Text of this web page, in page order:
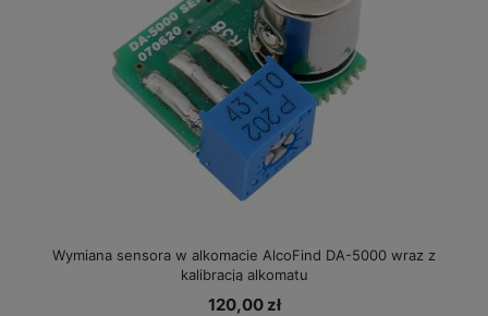
Wymiana sensora w alkomacie AlcoFind DA-5000 wraz z
kalibracją alkomatu
120,00 zł